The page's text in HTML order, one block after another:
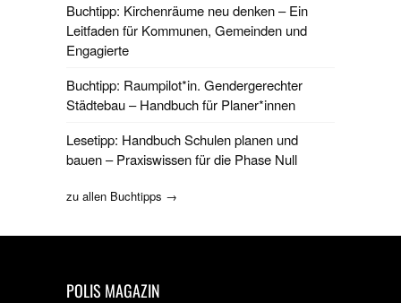
Buchtipp: Kirchenräume neu denken – Ein
Leitfaden für Kommunen, Gemeinden und
Engagierte
Buchtipp: Raumpilot*in. Gendergerechter
Städtebau – Handbuch für Planer*innen
Lesetipp: Handbuch Schulen planen und
bauen – Praxiswissen für die Phase Null
zu allen Buchtipps →
POLIS MAGAZIN